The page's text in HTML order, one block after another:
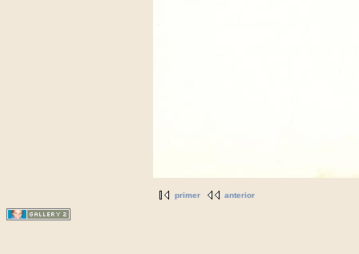
primer anterior